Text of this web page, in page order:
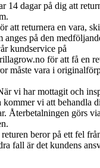
14 dagar på dig att
att returnera en vara,
anges på den
kundservice på
för att få en
måste vara i
vi har mottagit och
kommer vi att behandla
Återbetalningen görs
beror på ett fel
fall är det kundens